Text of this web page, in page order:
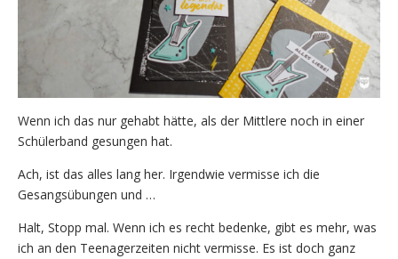
Wenn ich das nur gehabt hätte, als der Mittlere noch in einer
Schülerband gesungen hat.
Ach, ist das alles lang her. Irgendwie vermisse ich die
Gesangsübungen und …
Halt, Stopp mal. Wenn ich es recht bedenke, gibt es mehr, was
ich an den Teenagerzeiten nicht vermisse. Es ist doch ganz